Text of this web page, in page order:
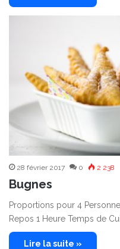
28 février 2017 0 2 238
Bugnes
Proportions pour 4
Repos 1 Heure Temps de
Lire la suite »